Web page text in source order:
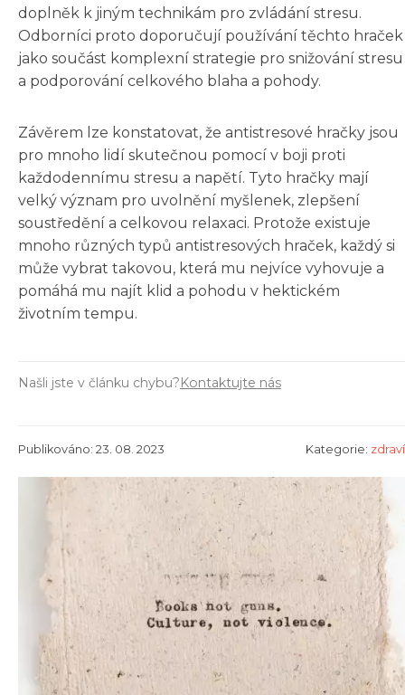
doplněk k jiným technikám pro zvládání stresu.
Odborníci proto doporučují používání těchto hraček
jako součást komplexní strategie pro snižování stresu
a podporování celkového blaha a pohody.
Závěrem lze konstatovat, že antistresové hračky jsou
pro mnoho lidí skutečnou pomocí v boji proti
každodennímu stresu a napětí. Tyto hračky mají
velký význam pro uvolnění myšlenek, zlepšení
soustředění a celkovou relaxaci. Protože existuje
mnoho různých typů antistresových hraček, každý si
může vybrat takovou, která mu nejvíce vyhovuje a
pomáhá mu najít klid a pohodu v hektickém
životním tempu.
Našli jste v článku chybu?Kontaktujte nás
Publikováno: 23. 08. 2023 Kategorie: zdraví